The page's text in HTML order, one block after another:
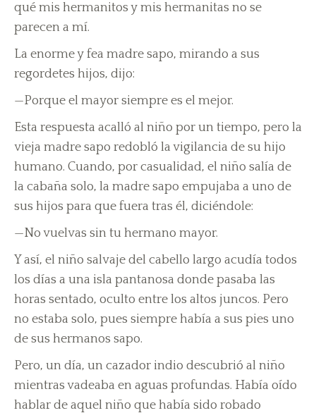
qué mis hermanitos y mis hermanitas no se
parecen a mí.
La enorme y fea madre sapo, mirando a sus
regordetes hijos, dijo:
—Porque el mayor siempre es el mejor.
Esta respuesta acalló al niño por un tiempo, pero la
vieja madre sapo redobló la vigilancia de su hijo
humano. Cuando, por casualidad, el niño salía de
la cabaña solo, la madre sapo empujaba a uno de
sus hijos para que fuera tras él, diciéndole:
—No vuelvas sin tu hermano mayor.
Y así, el niño salvaje del cabello largo acudía todos
los días a una isla pantanosa donde pasaba las
horas sentado, oculto entre los altos juncos. Pero
no estaba solo, pues siempre había a sus pies uno
de sus hermanos sapo.
Pero, un día, un cazador indio descubrió al niño
mientras vadeaba en aguas profundas. Había oído
hablar de aquel niño que había sido robado